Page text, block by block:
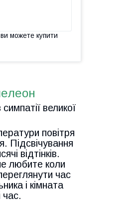
можете купити
великої
повітря
Підсвічування
відтінків.
любите коли
час
і кімната
час.